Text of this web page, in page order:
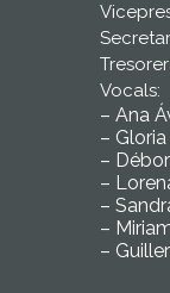
Vocals:
– Ana
–
–
–
–
–
–